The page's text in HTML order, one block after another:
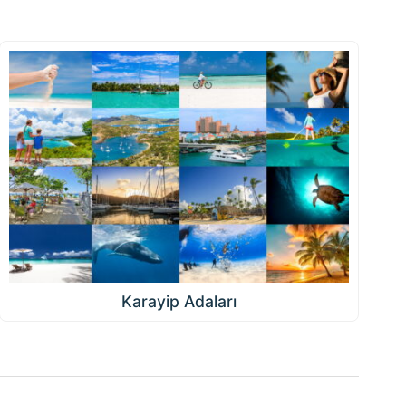
Karayip Adaları